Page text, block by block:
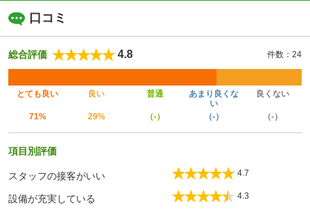
口コミ
総合評価 4.8 件数：24
とても良い 良い 普通
あまり良くな
い
良くない
71% 29% （-） （-） （-）
項目別評価
スタッフの接客がいい 4.7
設備が充実している 4.3